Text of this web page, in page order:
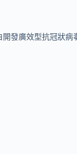
發廣效型抗冠狀